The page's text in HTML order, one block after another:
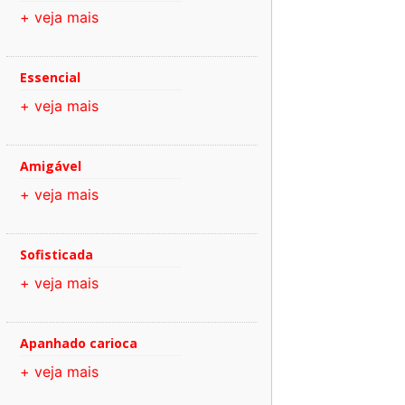
+ veja mais
Essencial
+ veja mais
Amigável
+ veja mais
Sofisticada
+ veja mais
Apanhado carioca
+ veja mais